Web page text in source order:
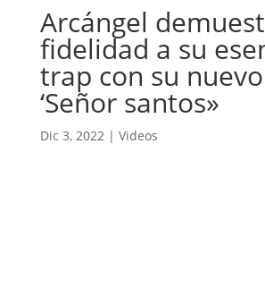
Arcángel
fidelidad a su
trap con su
‘Señor santos»
Dic 3, 2022 | Videos